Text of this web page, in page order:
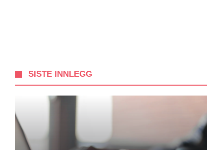
SISTE INNLEGG